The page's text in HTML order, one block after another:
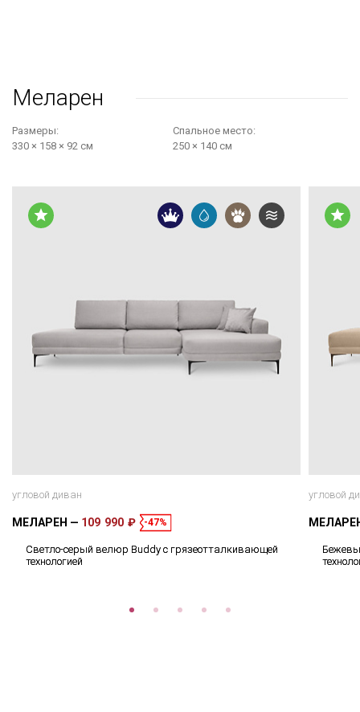
Меларен
Размеры:
330 × 158 × 92 см
Cпальное место:
250 × 140 см
угловой диван
МЕЛАРЕН 109 990 ₽ -47%
Светло-серый велюр Buddy с грязеотталкивающей
технологией
угловой